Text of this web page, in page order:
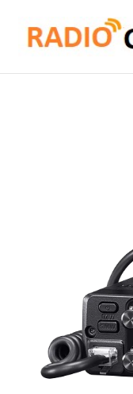
Uso Instalados